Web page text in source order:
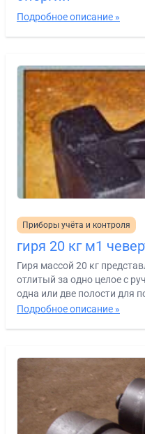
Подробное описание »
Приборы учёта и контроля
гиря 20 кг м1
Гиря массой 20 кг
отлитый за одно целое с
одна или две полости для
Подробное описание »